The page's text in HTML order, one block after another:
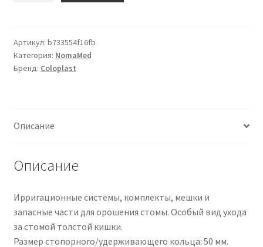
Entleerungsschlauch
|
12835
Артикул: b733554f16fb
Категория: NomaMed
Бренд: Coloplast
Описание
Описание
Ирригационные системы, комплекты, мешки и
запасные части для орошения стомы. Особый вид ухода
за стомой толстой кишки.
Размер стопорного/удерживающего кольца: 50 мм.